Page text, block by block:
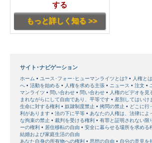
する
もっと詳しく知る >>
サイト･ナビゲーション
ホーム ユース･フォー･ヒューマンライツとは? 人権と
へ
活動を始める 人権を求める主張 ニュース 注文
マンライツ
問い合わせ 問い合わせ 人権のビデオを見
まれながらにして自由であり、平等です
差別してはいけ
生命に対する権利
奴隷制度禁止 拷問の禁止
どこに行
利があります
法の下に平等 あなたの人権は、法律によ
な拘束の禁止
裁判を受ける権利 有罪と証明されない限
ーの権利
居住移転の自由 安全に暮らせる場所を求める
結婚および家庭生活の自由
あなた自身の所有物への権利
思想の自由 自分の意見を